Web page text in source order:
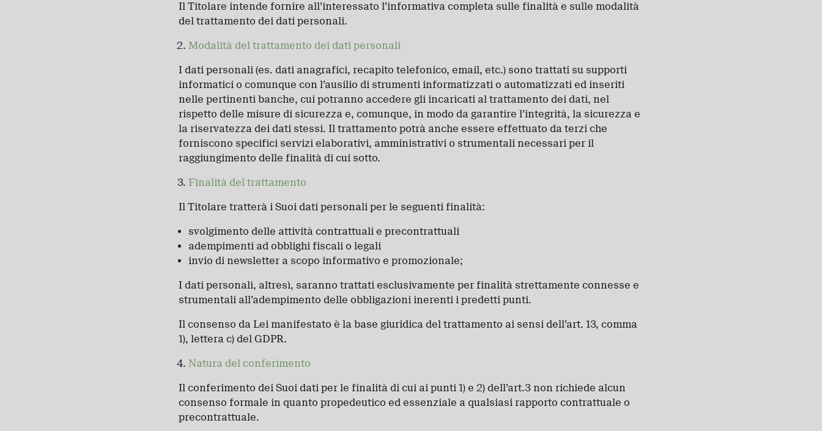
Il Titolare intende fornire all’interessato l’informativa completa sulle finalità e sulle modalità
del trattamento dei dati personali.
Modalità del trattamento dei dati personali
I dati personali (es. dati anagrafici, recapito telefonico, email, etc.) sono trattati su supporti
informatici o comunque con l’ausilio di strumenti informatizzati o automatizzati ed inseriti
nelle pertinenti banche, cui potranno accedere gli incaricati al trattamento dei dati, nel
rispetto delle misure di sicurezza e, comunque, in modo da garantire l’integrità, la sicurezza e
la riservatezza dei dati stessi. Il trattamento potrà anche essere effettuato da terzi che
forniscono specifici servizi elaborativi, amministrativi o strumentali necessari per il
raggiungimento delle finalità di cui sotto.
Finalità del trattamento
Il Titolare tratterà i Suoi dati personali per le seguenti finalità:
svolgimento delle attività contrattuali e precontrattuali
adempimenti ad obblighi fiscali o legali
invio di newsletter a scopo informativo e promozionale;
I dati personali, altresì, saranno trattati esclusivamente per finalità strettamente connesse e
strumentali all’adempimento delle obbligazioni inerenti i predetti punti.
Il consenso da Lei manifestato è la base giuridica del trattamento ai sensi dell’art. 13, comma
1), lettera c) del GDPR.
Natura del conferimento
Il conferimento dei Suoi dati per le finalità di cui ai punti 1) e 2) dell’art.3 non richiede alcun
consenso formale in quanto propedeutico ed essenziale a qualsiasi rapporto contrattuale o
precontrattuale.